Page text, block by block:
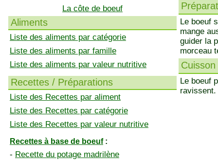
La côte de boeuf
Aliments
Liste des aliments par catégorie
Liste des aliments par famille
Liste des aliments par valeur nutritive
Recettes / Préparations
Liste des Recettes par aliment
Liste des Recettes par catégorie
Liste des Recettes par valeur nutritive
Recettes à base de boeuf:
- Recette du potage madrilène
Le boeuf
mange
guider la
morceau
Cuisson
Le boeuf
ravissent.